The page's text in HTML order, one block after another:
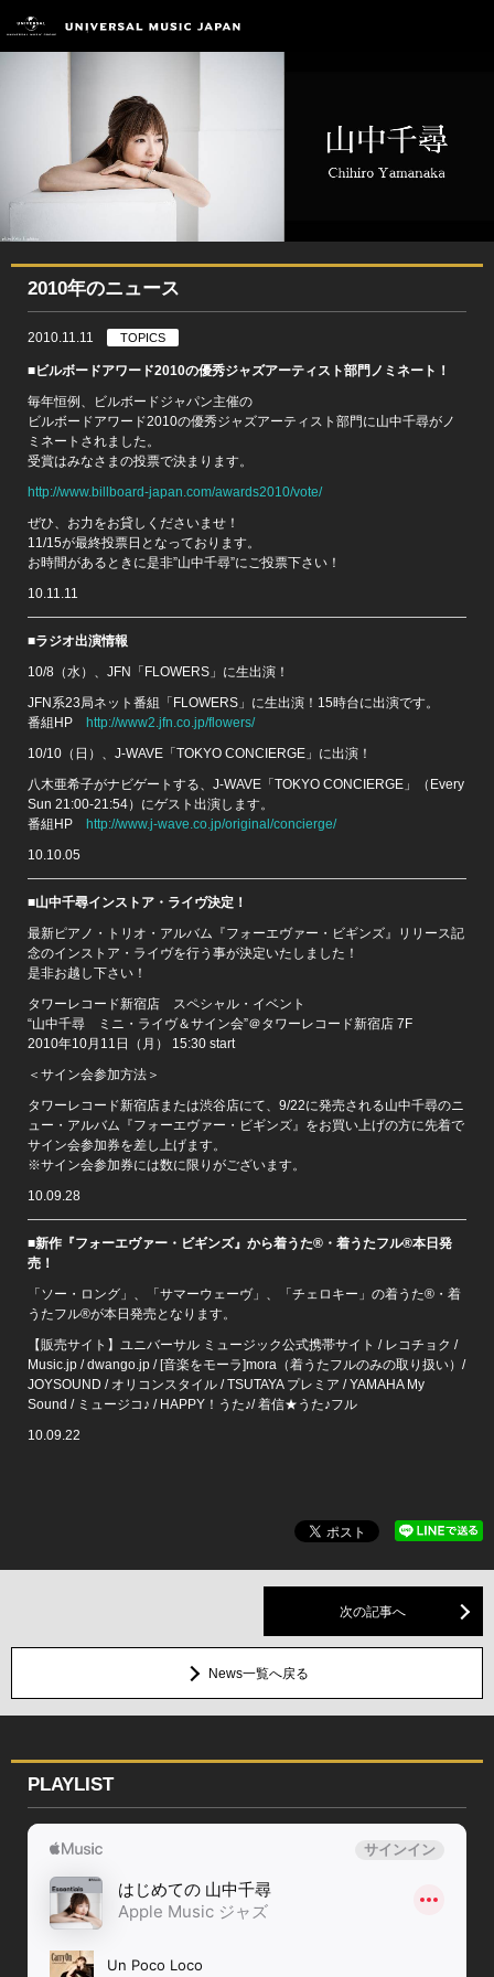
2010年のニュース
2010.11.11 TOPICS
■ビルボードアワード2010の優秀ジャズアーティスト部門ノミネート！
毎年恒例、ビルボードジャパン主催の
ビルボードアワード2010の優秀ジャズアーティスト部門に山中千尋がノ
ミネートされました。
受賞はみなさまの投票で決まります。
http://www.billboard-japan.com/awards2010/vote/
ぜひ、お力をお貸しくださいませ！
11/15が最終投票日となっております。
お時間があるときに是非”山中千尋”にご投票下さい！
10.11.11
■ラジオ出演情報
10/8（水）、JFN「FLOWERS」に生出演！
JFN系23局ネット番組「FLOWERS」に生出演！15時台に出演です。
番組HP http://www2.jfn.co.jp/flowers/
10/10（日）、J-WAVE「TOKYO CONCIERGE」に出演！
八木亜希子がナビゲートする、J-WAVE「TOKYO CONCIERGE」（Every
Sun 21:00-21:54）にゲスト出演します。
番組HP http://www.j-wave.co.jp/original/concierge/
10.10.05
■山中千尋インストア・ライヴ決定！
最新ピアノ・トリオ・アルバム『フォーエヴァー・ビギンズ』リリース記
念のインストア・ライヴを行う事が決定いたしました！
是非お越し下さい！
タワーレコード新宿店 スペシャル・イベント
“山中千尋 ミニ・ライヴ＆サイン会”＠タワーレコード新宿店 7F
2010年10月11日（月） 15:30 start
＜サイン会参加方法＞
タワーレコード新宿店または渋谷店にて、9/22に発売される山中千尋のニ
ュー・アルバム『フォーエヴァー・ビギンズ』をお買い上げの方に先着で
サイン会参加券を差し上げます。
※サイン会参加券には数に限りがございます。
10.09.28
■新作『フォーエヴァー・ビギンズ』から着うた®・着うたフル®本日発
売！
「ソー・ロング」、「サマーウェーヴ」、「チェロキー」の着うた®・着
うたフル®が本日発売となります。
【販売サイト】ユニバーサル ミュージック公式携帯サイト / レコチョク /
Music.jp / dwango.jp / [音楽をモーラ]mora（着うたフルのみの取り扱い）/
JOYSOUND / オリコンスタイル / TSUTAYA プレミア / YAMAHA My
Sound / ミュージコ♪ / HAPPY！うた♪/ 着信★うた♪フル
10.09.22
次の記事へ
News一覧へ戻る
PLAYLIST